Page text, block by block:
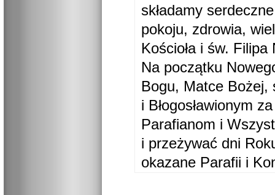
składamy
pokoju, zdrowia,
Kościoła i św. Filipa
Na początku
Bogu, Matce Bożej,
i Błogosławionym
Parafianom i
i przeżywać dni
okazane Parafii i